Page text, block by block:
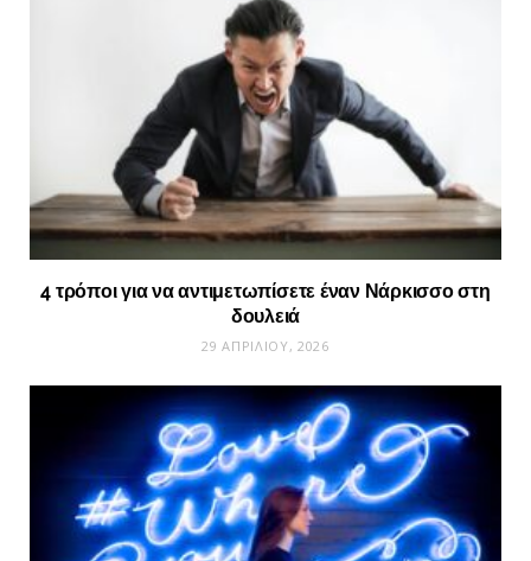
4 τρόποι για να αντιμετωπίσετε έναν Νάρκισσο στη
δουλειά
29 ΑΠΡΙΛΊΟΥ, 2026